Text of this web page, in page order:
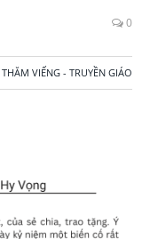
0
THĂM VIẾNG - TRUYỀN GIÁO